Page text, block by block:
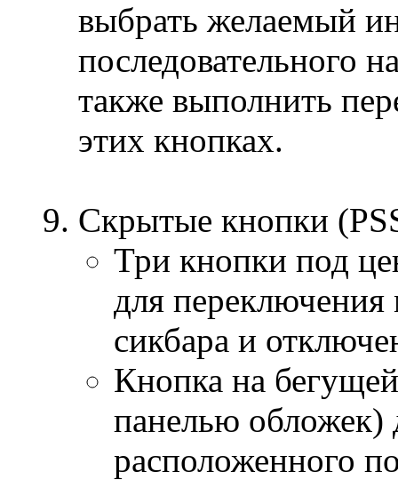
выбрать желаемый
последовательного
также выполнить
этих кнопках.
Скрытые кнопки
Три кнопки под
для
сикбара и
Кнопка на
панелью обложек)
расположенного